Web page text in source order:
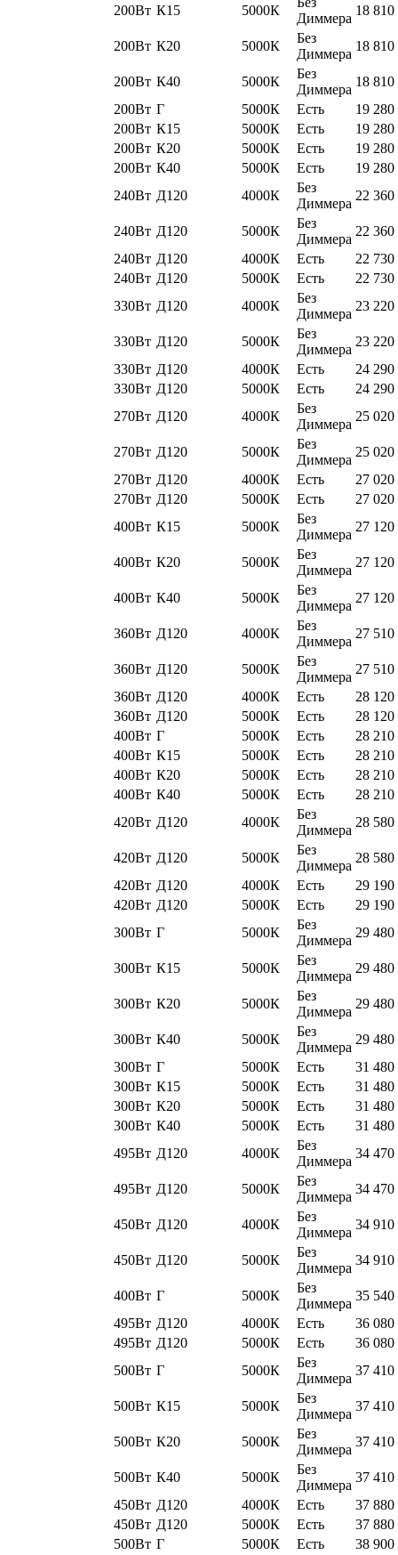
200Вт К15 5000К
Диммера
18 810
200Вт К20 5000К
Без
Диммера
18 810
200Вт К40 5000К
Без
Диммера
18 810
200Вт Г 5000К Есть
19 280
200Вт К15 5000К Есть
19 280
200Вт К20 5000К Есть
19 280
200Вт К40 5000К Есть
19 280
240Вт Д120 4000К
Без
Диммера
22 360
240Вт Д120 5000К
Без
Диммера
22 360
240Вт Д120 4000К Есть
22 730
240Вт Д120 5000К Есть
22 730
330Вт Д120 4000К
Без
Диммера
23 220
330Вт Д120 5000К
Без
Диммера
23 220
330Вт Д120 4000К Есть
24 290
330Вт Д120 5000К Есть
24 290
270Вт Д120 4000К
Без
Диммера
25 020
270Вт Д120 5000К
Без
Диммера
25 020
270Вт Д120 4000К Есть
27 020
270Вт Д120 5000К Есть
27 020
400Вт К15 5000К
Без
Диммера
27 120
400Вт К20 5000К
Без
Диммера
27 120
400Вт К40 5000К
Без
Диммера
27 120
360Вт Д120 4000К
Без
Диммера
27 510
360Вт Д120 5000К
Без
Диммера
27 510
360Вт Д120 4000К Есть
28 120
360Вт Д120 5000К Есть
28 120
400Вт Г 5000К Есть
28 210
400Вт К15 5000К Есть
28 210
400Вт К20 5000К Есть
28 210
400Вт К40 5000К Есть
28 210
420Вт Д120 4000К
Без
Диммера
28 580
420Вт Д120 5000К
Без
Диммера
28 580
420Вт Д120 4000К Есть
29 190
420Вт Д120 5000К Есть
29 190
300Вт Г 5000К
Без
Диммера
29 480
300Вт К15 5000К
Без
Диммера
29 480
300Вт К20 5000К
Без
Диммера
29 480
300Вт К40 5000К
Без
Диммера
29 480
300Вт Г 5000К Есть
31 480
300Вт К15 5000К Есть
31 480
300Вт К20 5000К Есть
31 480
300Вт К40 5000К Есть
31 480
495Вт Д120 4000К
Без
Диммера
34 470
495Вт Д120 5000К
Без
Диммера
34 470
450Вт Д120 4000К
Без
Диммера
34 910
450Вт Д120 5000К
Без
Диммера
34 910
400Вт Г 5000К
Без
Диммера
35 540
495Вт Д120 4000К Есть
36 080
495Вт Д120 5000К Есть
36 080
500Вт Г 5000К
Без
Диммера
37 410
500Вт К15 5000К
Без
Диммера
37 410
500Вт К20 5000К
Без
Диммера
37 410
500Вт К40 5000К
Без
Диммера
37 410
450Вт Д120 4000К Есть
37 880
450Вт Д120 5000К Есть
37 880
500Вт Г 5000К Есть
38 900